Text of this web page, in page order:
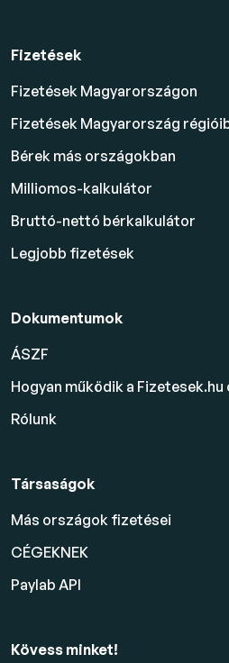
Fizetések
Fizetések Magyarországon
Fizetések Magyarország
Bérek más országokban
Milliomos-kalkulátor
Bruttó-nettó bérkalkulátor
Legjobb fizetések
Dokumentumok
ÁSZF
Hogyan működik a Fizetesek.hu
Rólunk
Társaságok
Más országok fizetései
CÉGEKNEK
Paylab API
Kövess minket!